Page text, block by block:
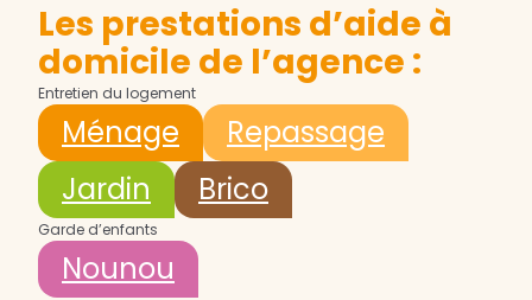
Les prestations d’aide à
domicile de l’agence :
Entretien du logement
Ménage
Repassage
Jardin
Brico
Garde d’enfants
Nounou